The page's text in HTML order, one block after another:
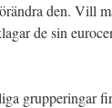
den. Vill
de sin
grupperingar